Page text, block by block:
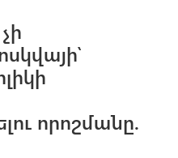
որոշմանը.